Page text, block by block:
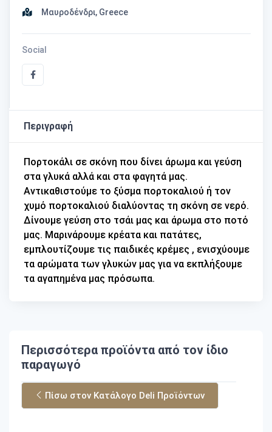
Μαυροδένδρι, Greece
Social
Περιγραφή
Πορτοκάλι σε σκόνη που δίνει άρωμα και γεύση
στα γλυκά αλλά και στα φαγητά μας.
Αντικαθιστούμε το ξύσμα πορτοκαλιού ή τον
χυμό πορτοκαλιού διαλύοντας τη σκόνη σε νερό.
Δίνουμε γεύση στο τσάι μας και άρωμα στο ποτό
μας. Μαρινάρουμε κρέατα και πατάτες,
εμπλουτίζουμε τις παιδικές κρέμες , ενισχύουμε
τα αρώματα των γλυκών μας για να εκπλήξουμε
τα αγαπημένα μας πρόσωπα.
Περισσότερα προϊόντα από τον ίδιο
παραγωγό
Πίσω στον Κατάλογο Deli Προϊόντων